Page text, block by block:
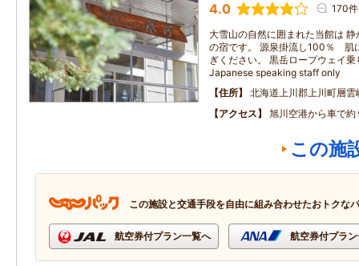
4.0 170件
大雪山の自然に囲まれた当館は
の宿です。 源泉掛流し100％ 肌
ぎください。 黒岳ロープウェイ
Japanese speaking staff only
住所
北海道上川郡上川町層雲
アクセス
旭川空港から車で約
この施
この施設と交通手段を自由に組み合わせたおトクな
航空券付プラン一覧へ 航空券付プラ